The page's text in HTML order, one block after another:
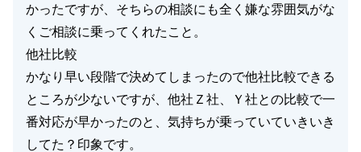
かったですが、そちらの相談にも全く嫌な雰囲気がな
くご相談に乗ってくれたこと。
他社比較
かなり早い段階で決めてしまったので他社比較できる
ところが少ないですが、他社Ｚ社、Ｙ社との比較で一
番対応が早かったのと、気持ちが乗っていていきいき
してた？印象です。